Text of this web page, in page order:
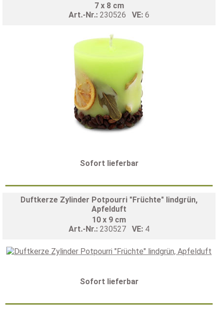
7 x 8 cm
Art.-Nr.: 230526 VE: 6
Sofort lieferbar
Duftkerze Zylinder Potpourri "Früchte" lindgrün,
Apfelduft
10 x 9 cm
Art.-Nr.: 230527 VE: 4
Sofort lieferbar